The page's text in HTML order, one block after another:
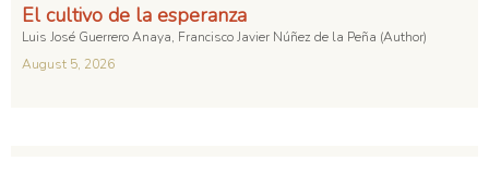
El cultivo de la esperanza
Luis José Guerrero Anaya, Francisco Javier Núñez de la Peña (Author)
August 5, 2026